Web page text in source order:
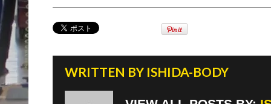
WRITTEN BY ISHIDA-BODY